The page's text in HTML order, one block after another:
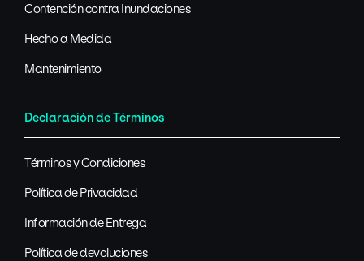
Contención contra Inundaciones
Hecho a Medida
Mantenimiento
Declaración de Términos
Términos y Condiciones
Política de Privacidad
Información de Entrega
Política de devoluciones